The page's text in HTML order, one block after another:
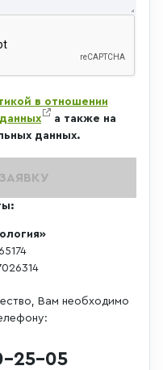
Вам необходимо
25-05
в отношении
а также на
данных.